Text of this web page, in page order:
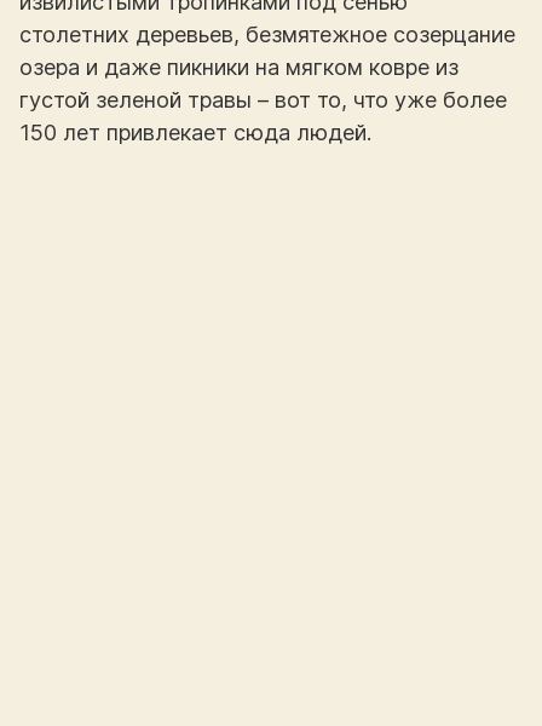
столетних деревьев, безмятежное созерцание
озера и даже пикники на мягком ковре из
густой зеленой травы – вот то, что уже более
150 лет привлекает сюда людей.